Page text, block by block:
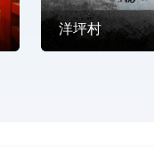
洋坪村